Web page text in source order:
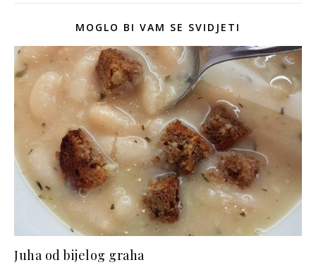
MOGLO BI VAM SE SVIDJETI
Juha od bijelog graha